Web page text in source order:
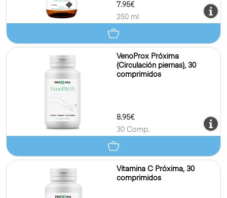
7.95€
250 ml
VenoProx Próxima
(Circulación piernas), 30
comprimidos
8.95€
30 Comp.
Vitamina C Próxima, 30
comprimidos